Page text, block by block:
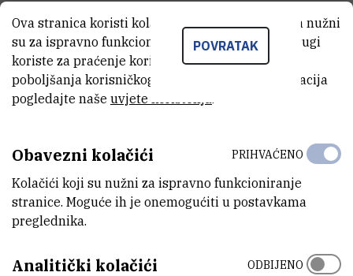
VesnaBratec Katić
Voditelj odjela
+385 99 484 8719
ORGANIZACIJSKA JEDINICA
ADRESA
POVRATAK
Ova stranica koristi kolačiće. Neki od tih kolačića nužni
su za ispravno funkcioniranje stranice, dok se drugi
koriste za praćenje korištenja stranice radi
poboljšanja korisničkog iskustva. Za više informacija
pogledajte naše uvjete korištenja.
Obavezni kolačići
Kolačići koji su nužni za ispravno funkcioniranje
stranice. Moguće ih je onemogućiti u postavkama
preglednika.
PRIHVAĆENO
Analitički kolačići ODBIJENO